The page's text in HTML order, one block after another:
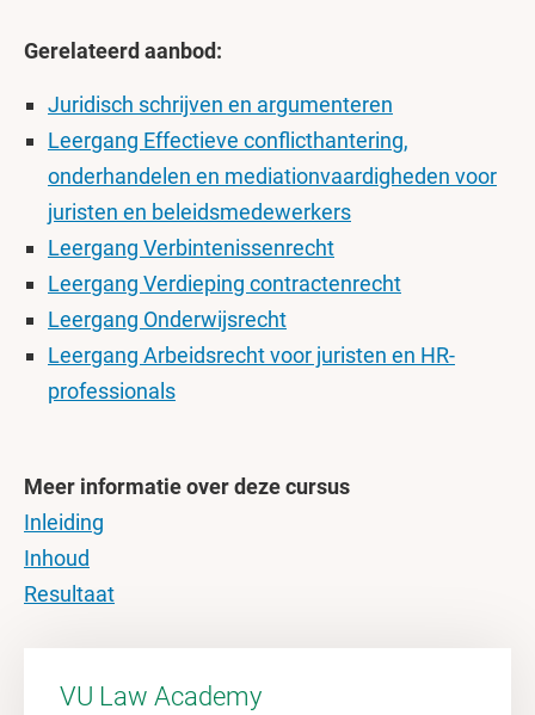
Gerelateerd aanbod:
Juridisch schrijven en argumenteren
Leergang Effectieve conflicthantering,
onderhandelen en mediationvaardigheden voor
juristen en beleidsmedewerkers
Leergang Verbintenissenrecht
Leergang Verdieping contractenrecht
Leergang Onderwijsrecht
Leergang Arbeidsrecht voor juristen en HR-
professionals
Meer informatie over deze cursus
Inleiding
Inhoud
Resultaat
VU Law Academy